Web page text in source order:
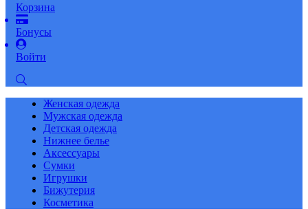
Корзина
Бонусы
Войти
Женская одежда
Мужская одежда
Детская одежда
Нижнее белье
Аксессуары
Сумки
Игрушки
Бижутерия
Косметика